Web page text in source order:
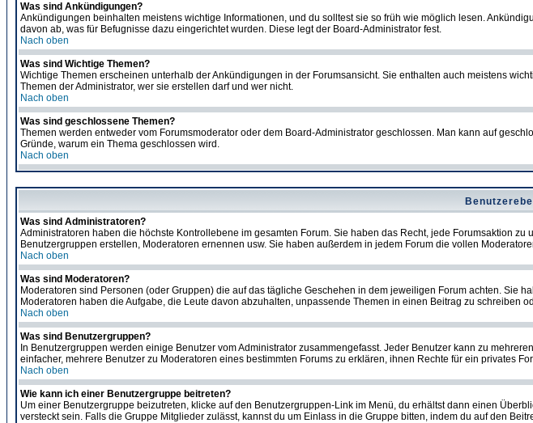
Was sind Ankündigungen?
Ankündigungen beinhalten meistens wichtige Informationen, und du solltest sie so früh wie möglich lesen.
davon ab, was für Befugnisse dazu eingerichtet wurden. Diese legt der Board-Administrator fest.
Nach oben
Was sind Wichtige Themen?
Wichtige Themen erscheinen unterhalb der Ankündigungen in der Forumsansicht. Sie enthalten auch meistens
Themen der Administrator, wer sie erstellen darf und wer nicht.
Nach oben
Was sind geschlossene Themen?
Themen werden entweder vom Forumsmoderator oder dem Board-Administrator geschlossen. Man kann auf
Gründe, warum ein Thema geschlossen wird.
Nach oben
Was sind Administratoren?
Administratoren haben die höchste Kontrollebene im gesamten Forum. Sie haben das Recht, jede Forumsaktion
Benutzergruppen erstellen, Moderatoren ernennen usw. Sie haben außerdem in jedem Forum die vollen
Nach oben
Was sind Moderatoren?
Moderatoren sind Personen (oder Gruppen) die auf das tägliche Geschehen in dem jeweiligen Forum achten. Sie
Moderatoren haben die Aufgabe, die Leute davon abzuhalten, unpassende Themen in einen Beitrag zu schreiben
Nach oben
Was sind Benutzergruppen?
In Benutzergruppen werden einige Benutzer vom Administrator zusammengefasst. Jeder Benutzer kann zu
einfacher, mehrere Benutzer zu Moderatoren eines bestimmten Forums zu erklären, ihnen Rechte für ein privates
Nach oben
Wie kann ich einer Benutzergruppe beitreten?
Um einer Benutzergruppe beizutreten, klicke auf den Benutzergruppen-Link im Menü, du erhältst dann einen
versteckt sein. Falls die Gruppe Mitglieder zulässt, kannst du um Einlass in die Gruppe bitten, indem du auf den